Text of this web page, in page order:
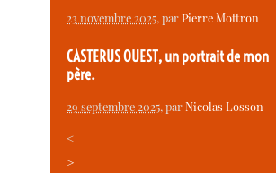
23 novembre 2025, parPierre Mottron
CASTERUS OUEST, un portrait de mon
père.
29 septembre 2025, parNicolas Losson
<
>